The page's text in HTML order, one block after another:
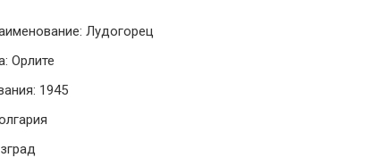
Лудогорец
Орлите
1945